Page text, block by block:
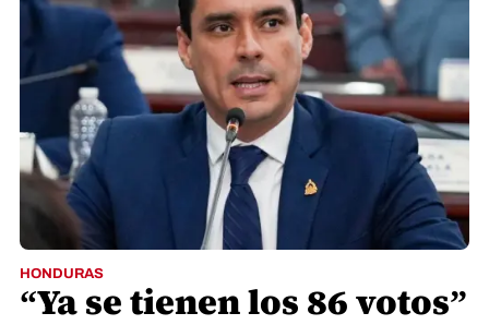
HONDURAS
“Ya se tienen los 86 votos”